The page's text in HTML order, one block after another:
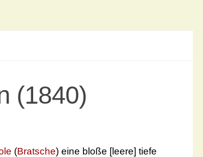
(1840)
(Bratsche) eine bloße [leere] tiefe